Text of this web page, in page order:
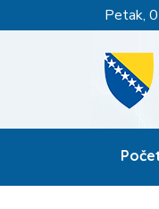
petak,